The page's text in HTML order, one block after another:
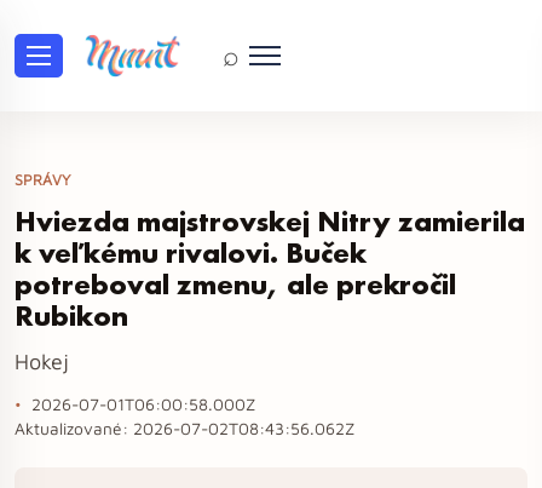
⌕
SPRÁVY
Hviezda majstrovskej Nitry zamierila
k veľkému rivalovi. Buček
potreboval zmenu, ale prekročil
Rubikon
Hokej
2026-07-01T06:00:58.000Z
Aktualizované: 2026-07-02T08:43:56.062Z